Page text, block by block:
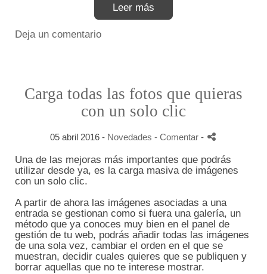
Leer más
Deja un comentario
Carga todas las fotos que quieras
con un solo clic
05 abril 2016 - Novedades - Comentar -
Una de las mejoras más importantes que podrás
utilizar desde ya, es la carga masiva de imágenes
con un solo clic.
A partir de ahora las imágenes asociadas a una
entrada se gestionan como si fuera una galería, un
método que ya conoces muy bien en el panel de
gestión de tu web, podrás añadir todas las imágenes
de una sola vez, cambiar el orden en el que se
muestran, decidir cuales quieres que se publiquen y
borrar aquellas que no te interese mostrar.